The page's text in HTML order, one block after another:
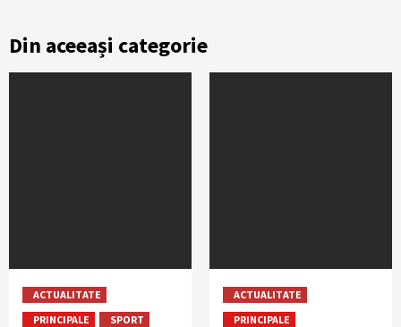
Din aceeași categorie
ACTUALITATE
PRINCIPALE
SPORT
ACTUALITATE
PRINCIPALE